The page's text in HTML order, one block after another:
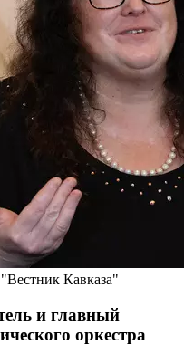
Кавказа"
и главный
оркестра